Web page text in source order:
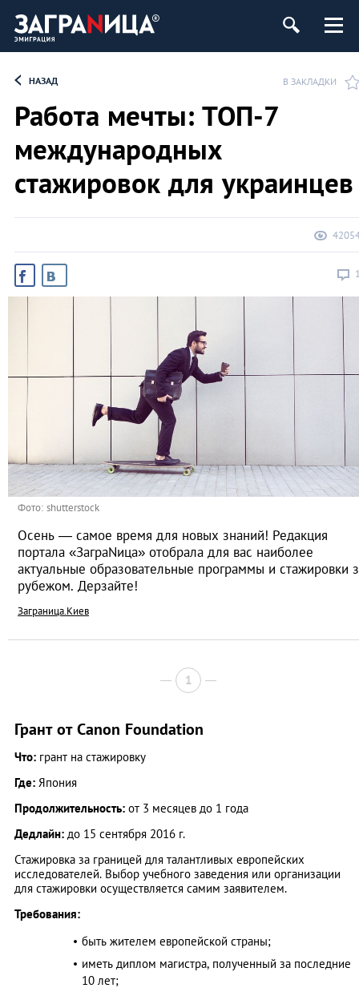
НАЗАД В ЗАКЛАДКИ
Работа мечты: ТОП-7
международных
стажировок для украинцев
Фото: shutterstock
Осень — самое время для новых знаний! Редакция
портала «ЗаграNица» отобрала для вас наиболее
актуальные образовательные программы и стажировки
рубежом. Дерзайте!
Заграница.Киев
1
Грант от Canon Foundation
Что: грант на стажировку
Где: Япония
Продолжительность: от 3 месяцев до 1 года
Дедлайн: до 15 сентября 2016 г.
Стажировка за границей для талантливых европейских
исследователей. Выбор учебного заведения или организации
для стажировки осуществляется самим заявителем.
Требования:
быть жителем европейской страны;
иметь диплом магистра, полученный за последние
10 лет;